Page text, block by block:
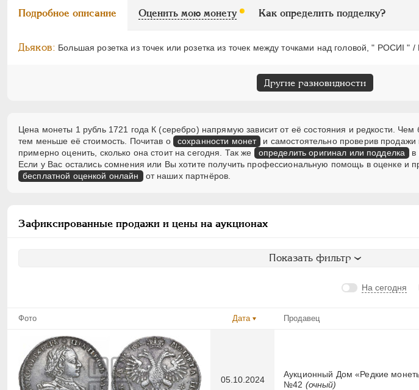
Подробное описание Оценить мою монету Как определить подделку?
Дьяков: Большая розетка из точек или розетка из точек между точками над головой, " РОСИI "
Другие разновидности
Цена монеты 1 рубль 1721 года К (серебро) напрямую зависит от её состояния и редкости. Чем
тем меньше её стоимость. Почитав о
сохранности монет
и самостоятельно проверив
примерно оценить, сколько она стоит на сегодня. Так же
определить оригинал или подделка
в
Если у Вас остались сомнения или Вы хотите получить профессиональную помощь в оценке и
бесплатной оценкой онлайн от наших партнёров.
Зафиксированные продажи и цены на аукционах
Показать фильтр
На сегодня
Фото Дата Продавец
05.10.2024
Аукционный Дом «Редкие
№42 (очный)